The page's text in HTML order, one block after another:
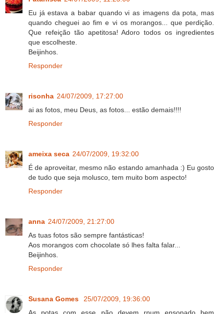
Eu já estava a babar quando vi as imagens da pota, mas
quando cheguei ao fim e vi os morangos... que perdição.
Que refeição tão apetitosa! Adoro todos os ingredientes
que escolheste.
Beijinhos.
Responder
risonha 24/07/2009, 17:27:00
ai as fotos, meu Deus, as fotos... estão demais!!!!
Responder
ameixa seca 24/07/2009, 19:32:00
É de aproveitar, mesmo não estando amanhada :) Eu gosto
de tudo que seja molusco, tem muito bom aspecto!
Responder
anna 24/07/2009, 21:27:00
As tuas fotos são sempre fantásticas!
Aos morangos com chocolate só lhes falta falar...
Beijinhos.
Responder
Susana Gomes
25/07/2009, 19:36:00